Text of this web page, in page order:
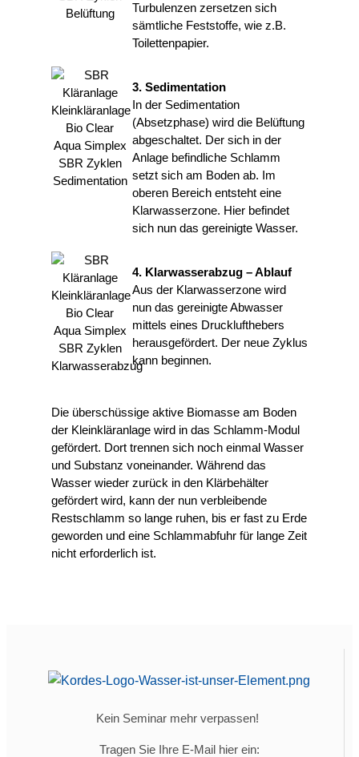
Turbulenzen zersetzen sich
sämtliche Feststoffe, wie z.B.
Toilettenpapier.
3. Sedimentation
In der Sedimentation
(Absetzphase) wird die Belüftung
abgeschaltet. Der sich in der
Anlage befindliche Schlamm
setzt sich am Boden ab. Im
oberen Bereich entsteht eine
Klarwasserzone. Hier befindet
sich nun das gereinigte Wasser.
4. Klarwasserabzug – Ablauf
Aus der Klarwasserzone wird
nun das gereinigte Abwasser
mittels eines Drucklufthebers
herausgefördert. Der neue Zyklus
kann beginnen.
Die überschüssige aktive Biomasse am Boden
der Kleinkläranlage wird in das Schlamm-Modul
gefördert. Dort trennen sich noch einmal Wasser
und Substanz voneinander. Während das
Wasser wieder zurück in den Klärbehälter
gefördert wird, kann der nun verbleibende
Restschlamm so lange ruhen, bis er fast zu Erde
geworden und eine Schlammabfuhr für lange Zeit
nicht erforderlich ist.
Kein Seminar mehr verpassen!
Tragen Sie Ihre E-Mail hier ein: